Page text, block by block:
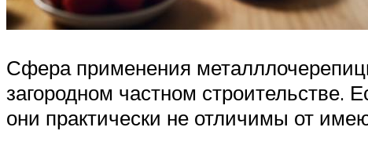
Сфера применения
загородном частном строительстве.
они практически не отличимы от